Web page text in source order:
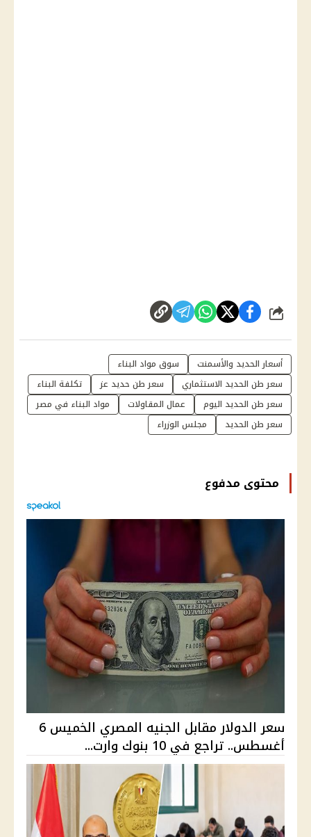
شارك
أسعار الحديد والأسمنت
سوق مواد البناء
سعر طن الحديد الاستثماري
سعر طن حديد عز
تكلفة البناء
سعر طن الحديد اليوم
عمال المقاولات
مواد البناء في مصر
سعر طن الحديد
مجلس الوزراء
محتوى مدفوع
سعر الدولار مقابل الجنيه المصري الخميس 6
أغسطس.. تراجع في 10 بنوك وارت...